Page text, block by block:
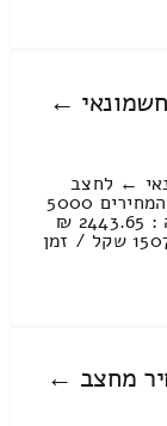
←
← לחצב
מחיר מחירון: 4074.69 ₪ / אלה שבטווח המחירים 5000
– 3800 ₪ עבודות סבלות , טעינה ופריקה : 2443.65 ₪
/ זמן : 5 שעות 34 דקות מחיר נסיעה 1507.86 שקל / זמן
מחצב ←